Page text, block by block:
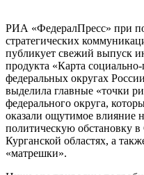
РИА «ФедералПресс» при
стратегических
публикует свежий выпуск
продукта «Карта
федеральных округах
выделила главные «точки
федерального округа,
оказали ощутимое влияние
политическую обстановку
Курганской областях, а
«матрешки».